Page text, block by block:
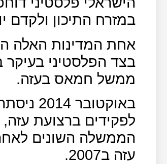
במזרח התיכון ולקדם
אחת המדינות האלה
בצד הפלסטיני בעיקר
ממשל חמאס בעזה.
לפקידים ברצועת
הממשלה השונים
עזה ב2007.